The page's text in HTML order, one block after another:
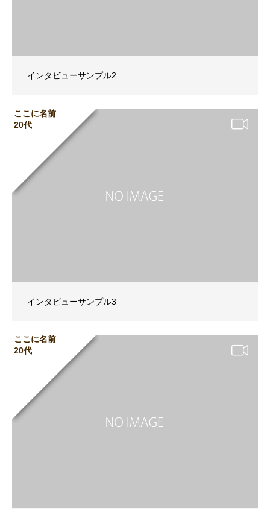
インタビューサンプル2
ここに名前
20代
インタビューサンプル3
ここに名前
20代